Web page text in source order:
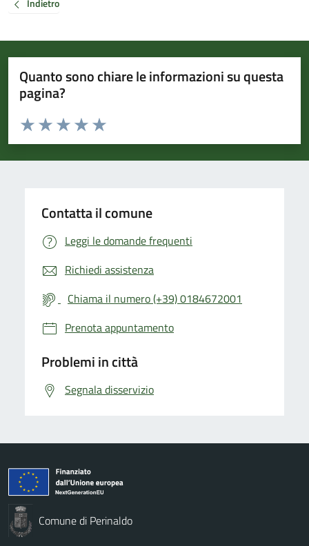
Indietro
Quanto sono chiare le informazioni su questa
pagina?
Valuta da 1 a 5 stelle la pagina
Valuta 5 stelle su 5
Valuta 4 stelle su 5
Valuta 3 stelle su 5
Valuta 2 stelle su 5
Valuta 1 stelle su 5
Contatta il comune
Leggi le domande frequenti
Richiedi assistenza
Chiama il numero (+39) 0184672001
Prenota appuntamento
Problemi in città
Segnala disservizio
Comune di Perinaldo